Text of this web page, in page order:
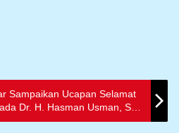
Sampaikan Ucapan Selamat
Dr. H. Hasman Usman, SH.,